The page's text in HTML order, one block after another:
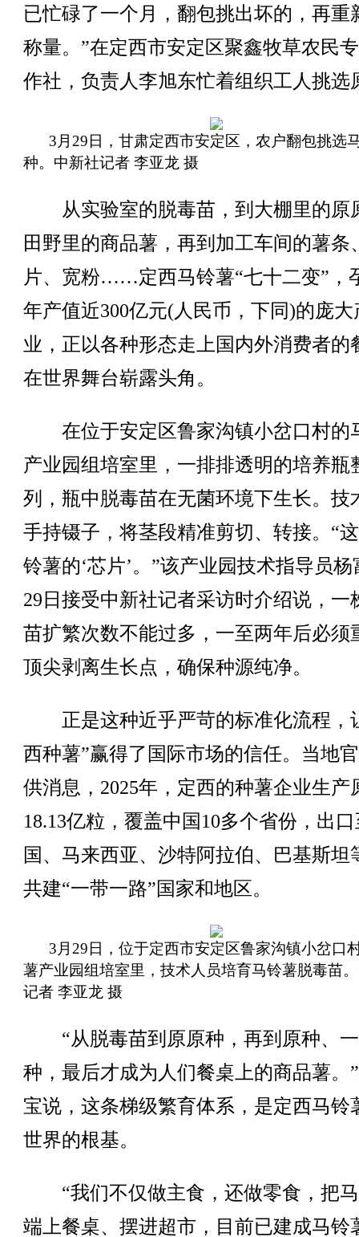
已忙碌了一个月，翻包挑出坏的，再重
称量。”在定西市安定区聚鑫牧草农民
作社，负责人李旭东忙着组织工人挑选
3月29日，甘肃定西市安定区，农户翻包挑选
种。中新社记者 李亚龙 摄
从实验室的脱毒苗，到大棚里的原
田野里的商品薯，再到加工车间的薯条
片、宽粉……定西马铃薯“七十二变”，
年产值近300亿元(人民币，下同)的庞大
业，正以各种形态走上国内外消费者的
在世界舞台崭露头角。
在位于安定区鲁家沟镇小岔口村的
产业园组培室里，一排排透明的培养瓶
列，瓶中脱毒苗在无菌环境下生长。技
手持镊子，将茎段精准剪切、转接。“
铃薯的‘芯片’。”该产业园技术指导员杨
29日接受中新社记者采访时介绍说，一
苗扩繁次数不能过多，一至两年后必须
顶尖剥离生长点，确保种源纯净。
正是这种近乎严苛的标准化流程，
西种薯”赢得了国际市场的信任。当地
供消息，2025年，定西的种薯企业生产
18.13亿粒，覆盖中国10多个省份，出
国、马来西亚、沙特阿拉伯、巴基斯坦
共建“一带一路”国家和地区。
3月29日，位于定西市安定区鲁家沟镇小岔口
薯产业园组培室里，技术人员培育马铃薯脱毒苗
记者 李亚龙 摄
“从脱毒苗到原原种，再到原种、
种，最后才成为人们餐桌上的商品薯。
宝说，这条梯级繁育体系，是定西马铃
世界的根基。
“我们不仅做主食，还做零食，把
端上餐桌、摆进超市，目前已建成马铃